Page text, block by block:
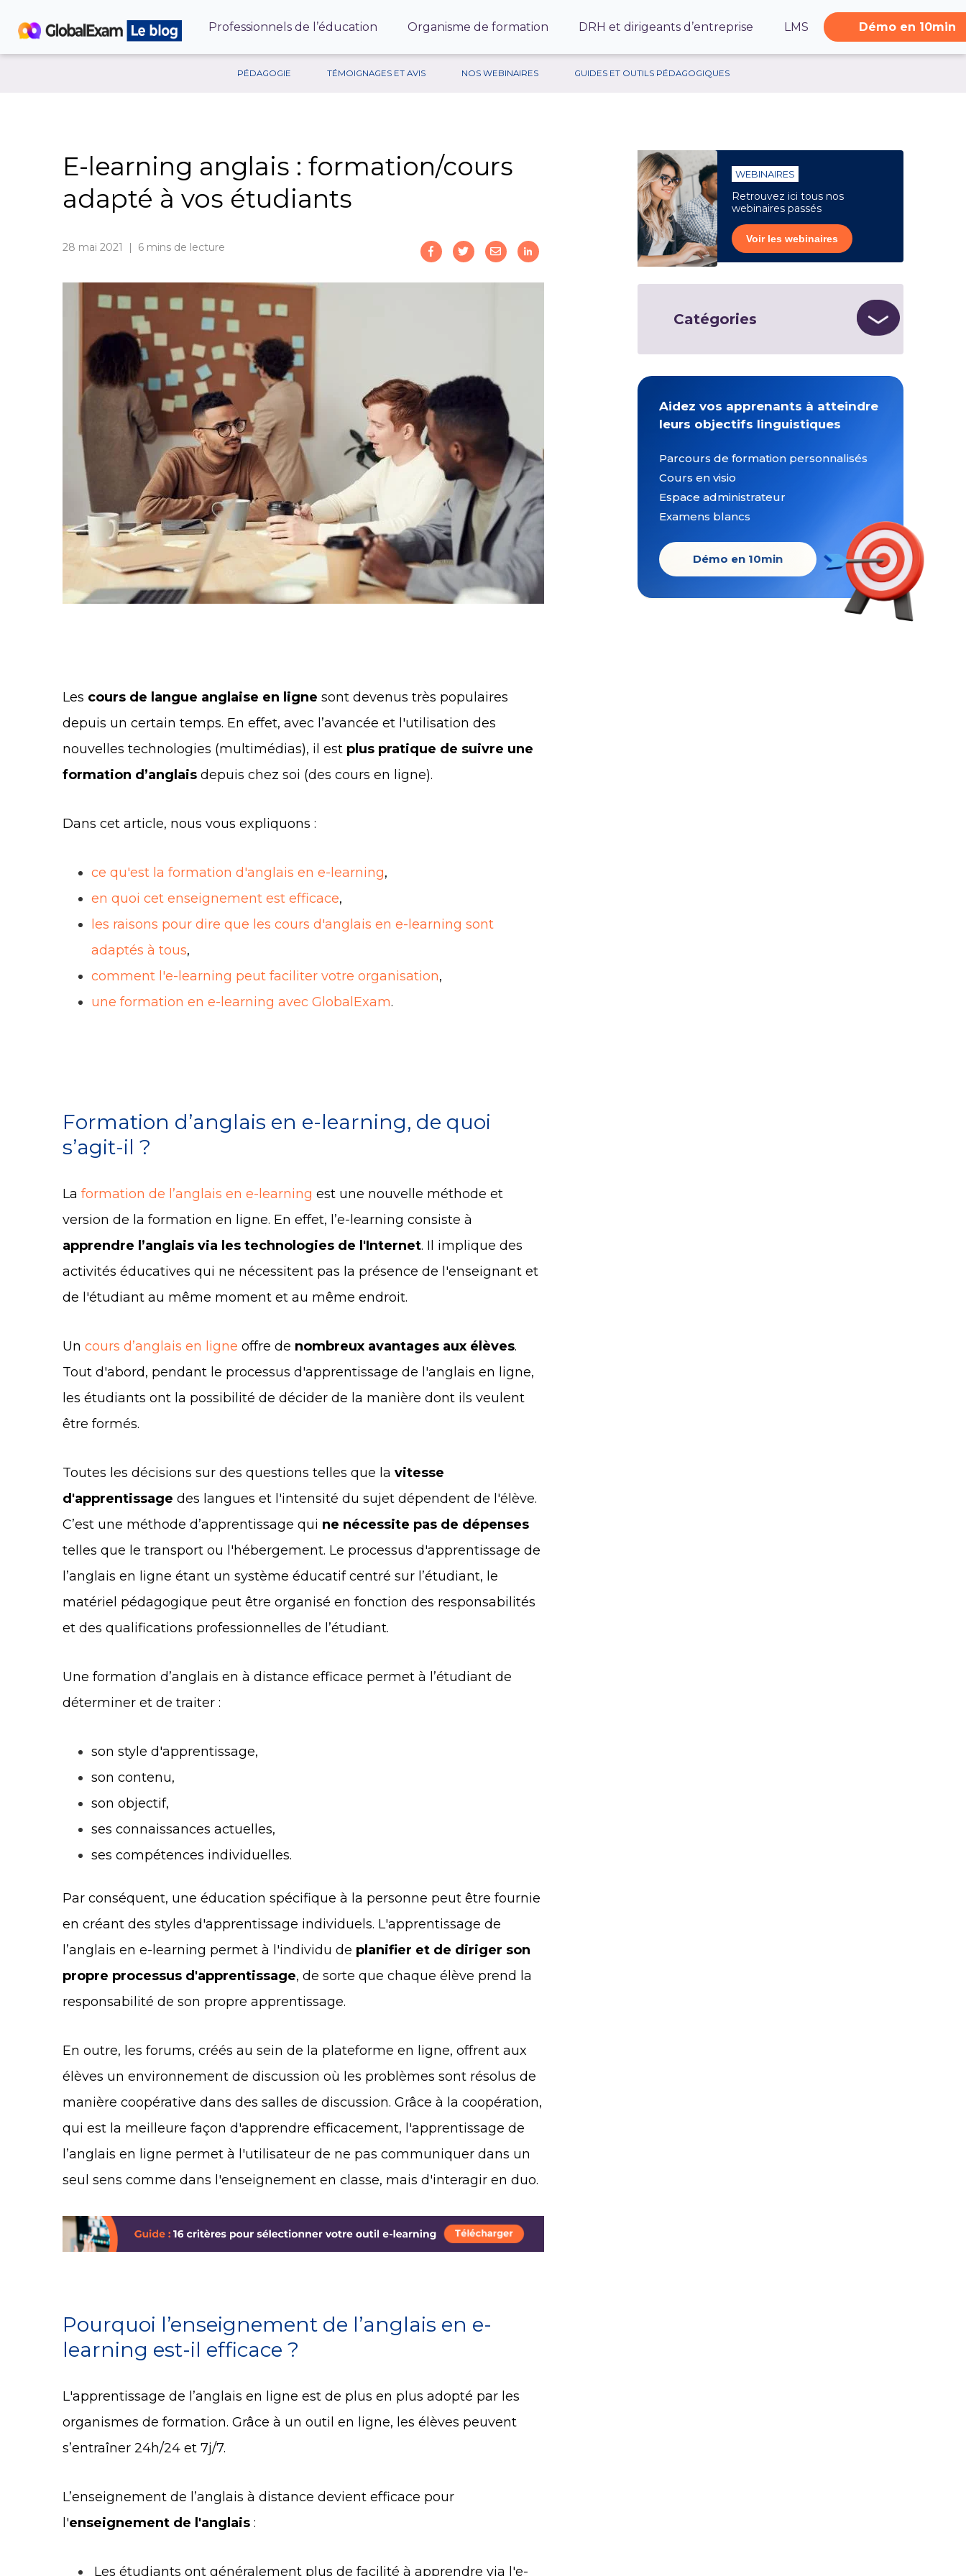
Professionnels de l’éducation Organisme de formation DRH et dirigeants d’entreprise LMS Démo en 10min
PÉDAGOGIE TÉMOIGNAGES ET AVIS NOS WEBINAIRES GUIDES ET OUTILS PÉDAGOGIQUES
E-learning anglais : formation/cours
adapté à vos étudiants
28 mai 2021 | 6 mins de lecture
Les cours de langue anglaise en ligne sont devenus très populaires
depuis un certain temps. En effet, avec l’avancée et l'utilisation des
nouvelles technologies (multimédias), il est plus pratique de suivre une
formation d’anglais depuis chez soi (des cours en ligne).
Dans cet article, nous vous expliquons :
ce qu'est la formation d'anglais en e-learning,
en quoi cet enseignement est efficace,
les raisons pour dire que les cours d'anglais en e-learning sont
adaptés à tous,
comment l'e-learning peut faciliter votre organisation,
une formation en e-learning avec GlobalExam.
Formation d’anglais en e-learning, de quoi
s’agit-il ?
La formation de l’anglais en e-learning est une nouvelle méthode et
version de la formation en ligne. En effet, l’e-learning consiste à
apprendre l’anglais via les technologies de l'Internet. Il implique des
activités éducatives qui ne nécessitent pas la présence de l'enseignant et
de l'étudiant au même moment et au même endroit.
Un cours d’anglais en ligne offre de nombreux avantages aux élèves.
Tout d'abord, pendant le processus d'apprentissage de l'anglais en ligne,
les étudiants ont la possibilité de décider de la manière dont ils veulent
être formés.
Toutes les décisions sur des questions telles que la vitesse
d'apprentissage des langues et l'intensité du sujet dépendent de l'élève.
C’est une méthode d’apprentissage qui ne nécessite pas de dépenses
telles que le transport ou l'hébergement. Le processus d'apprentissage de
l’anglais en ligne étant un système éducatif centré sur l’étudiant, le
matériel pédagogique peut être organisé en fonction des responsabilités
et des qualifications professionnelles de l’étudiant.
Une formation d’anglais en à distance efficace permet à l’étudiant de
déterminer et de traiter :
son style d'apprentissage,
son contenu,
son objectif,
ses connaissances actuelles,
ses compétences individuelles.
Par conséquent, une éducation spécifique à la personne peut être fournie
en créant des styles d'apprentissage individuels. L'apprentissage de
l’anglais en e-learning permet à l'individu de planifier et de diriger son
propre processus d'apprentissage, de sorte que chaque élève prend la
responsabilité de son propre apprentissage.
En outre, les forums, créés au sein de la plateforme en ligne, offrent aux
élèves un environnement de discussion où les problèmes sont résolus de
manière coopérative dans des salles de discussion. Grâce à la coopération,
qui est la meilleure façon d'apprendre efficacement, l'apprentissage de
l’anglais en ligne permet à l'utilisateur de ne pas communiquer dans un
seul sens comme dans l'enseignement en classe, mais d'interagir en duo.
Pourquoi l’enseignement de l’anglais en e-
learning est-il efficace ?
L'apprentissage de l’anglais en ligne est de plus en plus adopté par les
organismes de formation. Grâce à un outil en ligne, les élèves peuvent
s’entraîner 24h/24 et 7j/7.
L’enseignement de l’anglais à distance devient efficace pour
l'enseignement de l'anglais :
Les étudiants ont généralement plus de facilité à apprendre via l'e-
WEBINAIRES
Retrouvez ici tous nos
webinaires passés
Voir les webinaires
Catégories
Aidez vos apprenants à atteindre
leurs objectifs linguistiques
Parcours de formation personnalisés
Cours en visio
Espace administrateur
Examens blancs
Démo en 10min